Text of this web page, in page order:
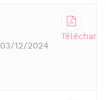
03/12/2024